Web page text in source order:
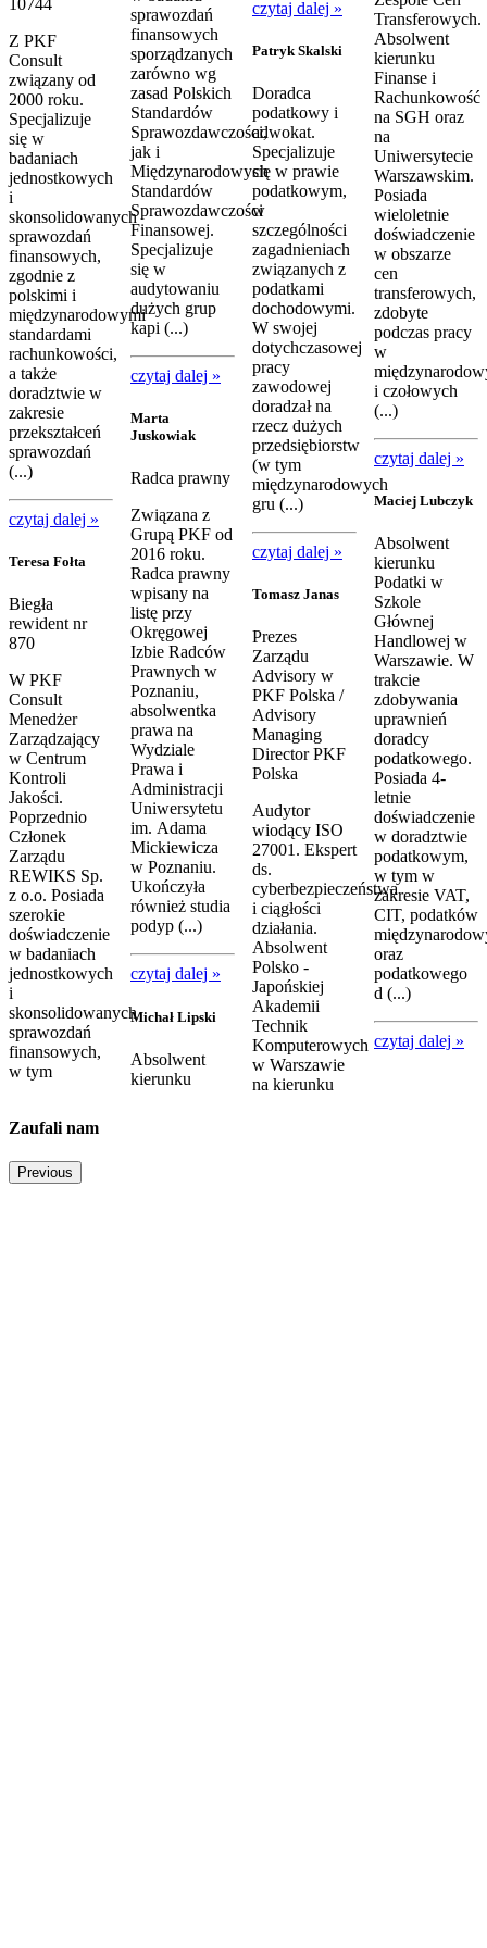
10744
Z PKF
Consult
związany od
2000 roku.
Specjalizuje
się w
badaniach
jednostkowych
i
skonsolidowanych
sprawozdań
finansowych,
zgodnie z
polskimi i
międzynarodowymi
standardami
rachunkowości,
a także
doradztwie w
zakresie
przekształceń
sprawozdań
(...)
czytaj dalej »
Teresa Fołta
Biegła
rewident nr
870
W PKF
Consult
Menedżer
Zarządzający
w Centrum
Kontroli
Jakości.
Poprzednio
Członek
Zarządu
REWIKS Sp.
z o.o. Posiada
szerokie
doświadczenie
w badaniach
jednostkowych
i
skonsolidowanych
sprawozdań
finansowych,
w tym
sprawozdań
finansowych
sporządzanych
zarówno wg
zasad Polskich
Standardów
Sprawozdawczości,
jak i
Międzynarodowych
Standardów
Sprawozdawczości
Finansowej.
Specjalizuje
się w
audytowaniu
dużych grup
kapi (...)
czytaj dalej »
Marta
Juskowiak
Radca prawny
Związana z
Grupą PKF od
2016 roku.
Radca prawny
wpisany na
listę przy
Okręgowej
Izbie Radców
Prawnych w
Poznaniu,
absolwentka
prawa na
Wydziale
Prawa i
Administracji
Uniwersytetu
im. Adama
Mickiewicza
w Poznaniu.
Ukończyła
również studia
podyp (...)
czytaj dalej »
Michał Lipski
Absolwent
kierunku
czytaj dalej »
Patryk Skalski
Doradca
podatkowy i
adwokat.
Specjalizuje
się w prawie
podatkowym,
w
szczególności
zagadnieniach
związanych z
podatkami
dochodowymi.
W swojej
dotychczasowej
pracy
zawodowej
doradzał na
rzecz dużych
przedsiębiorstw
(w tym
międzynarodowych
gru (...)
czytaj dalej »
Tomasz Janas
Prezes
Zarządu
Advisory w
PKF Polska /
Advisory
Managing
Director PKF
Polska
Audytor
wiodący ISO
27001. Ekspert
ds.
cyberbezpieczeństwa
i ciągłości
działania.
Absolwent
Polsko -
Japońskiej
Akademii
Technik
Komputerowych
w Warszawie
na kierunku
Transferowych.
Absolwent
kierunku
Finanse i
Rachunkowość
na SGH oraz
na
Uniwersytecie
Warszawskim.
Posiada
wieloletnie
doświadczenie
w obszarze
cen
transferowych,
zdobyte
podczas pracy
w
i czołowych
(...)
czytaj dalej »
Maciej Lubczyk
Absolwent
kierunku
Podatki w
Szkole
Głównej
Handlowej w
Warszawie. W
trakcie
zdobywania
uprawnień
doradcy
podatkowego.
Posiada 4-
letnie
doświadczenie
w doradztwie
podatkowym,
w tym w
zakresie VAT,
CIT, podatków
oraz
podatkowego
d (...)
czytaj dalej »
Zaufali nam
Previous